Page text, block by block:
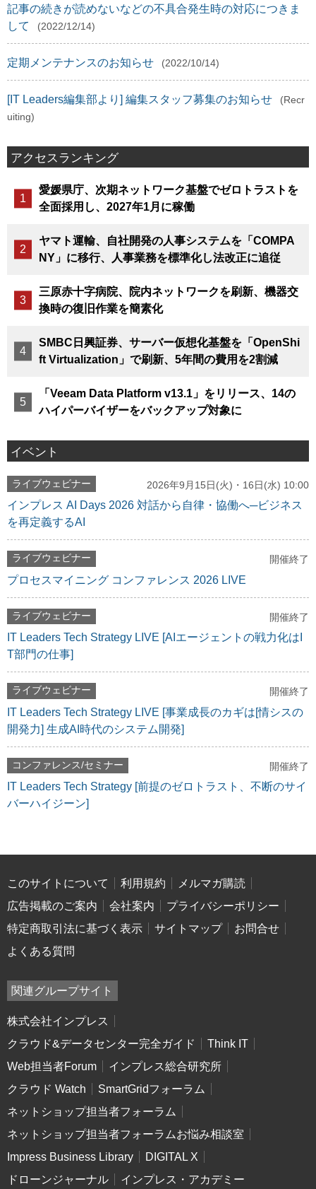
記事の続きが読めないなどの不具合発生時の対応につきま
して
(2022/12/14)
定期メンテナンスのお知らせ (2022/10/14)
[IT Leaders編集部より] 編集スタッフ募集のお知らせ
(Recr
uiting)
アクセスランキング
愛媛県庁、次期ネットワーク基盤でゼロトラストを
全面採用し、2027年1月に稼働
ヤマト運輸、自社開発の人事システムを「COMPA
NY」に移行、人事業務を標準化し法改正に追従
三原赤十字病院、院内ネットワークを刷新、機器交
換時の復旧作業を簡素化
SMBC日興証券、サーバー仮想化基盤を「OpenShi
ft Virtualization」で刷新、5年間の費用を2割減
「Veeam Data Platform v13.1」をリリース、14の
ハイパーバイザーをバックアップ対象に
イベント
ライブウェビナー 2026年9月15日(火)・16日(水) 10:00
インプレス AI Days 2026 対話から自律・協働へ─ビジネス
を再定義するAI
ライブウェビナー 開催終了
プロセスマイニング コンファレンス 2026 LIVE
ライブウェビナー 開催終了
IT Leaders Tech Strategy LIVE [AIエージェントの戦力化はI
T部門の仕事]
ライブウェビナー 開催終了
IT Leaders Tech Strategy LIVE [事業成長のカギは[情シスの
開発力] 生成AI時代のシステム開発]
コンファレンス/セミナー 開催終了
IT Leaders Tech Strategy [前提のゼロトラスト、不断のサイ
バーハイジーン]
このサイトについて 利用規約
メルマガ購読
広告掲載のご案内
会社案内
プライバシーポリシー
特定商取引法に基づく表示
サイトマップ
お問合せ
よくある質問
関連グループサイト
株式会社インプレス
クラウド&データセンター完全ガイド
Think IT
Web担当者Forum
インプレス総合研究所
クラウド Watch
SmartGridフォーラム
ネットショップ担当者フォーラム
ネットショップ担当者フォーラムお悩み相談室
Impress Business Library
DIGITAL X
ドローンジャーナル
インプレス・アカデミー